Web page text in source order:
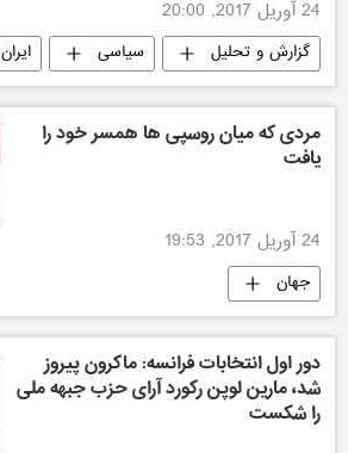
24 آوریل 2017, 20:00
گزارش و تحلیل سیاسی ایران
مردی که میان روسپی ها همسر خود را
یافت
24 آوریل 2017, 19:53
جهان
دور اول انتخابات فرانسه: ماکرون پیروز
شد، مارین لوپن رکورد آرای حزب جبهه ملی
را شکست